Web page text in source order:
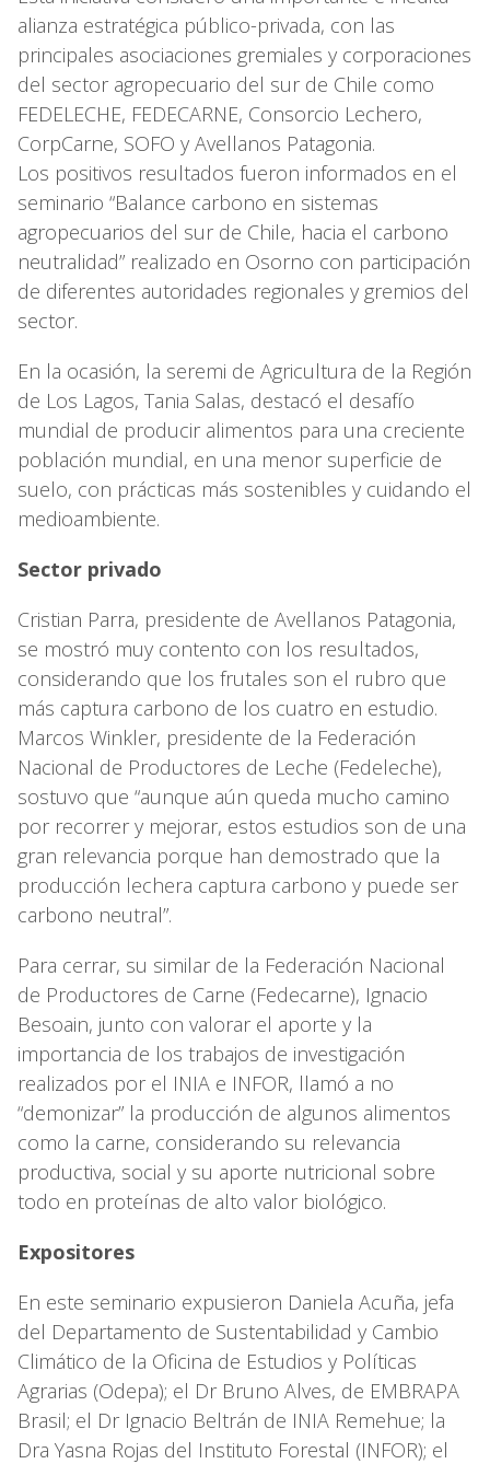
alianza estratégica público-privada, con las
principales asociaciones gremiales y corporaciones
del sector agropecuario del sur de Chile como
FEDELECHE, FEDECARNE, Consorcio Lechero,
CorpCarne, SOFO y Avellanos Patagonia.
Los positivos resultados fueron informados en el
seminario “Balance carbono en sistemas
agropecuarios del sur de Chile, hacia el carbono
neutralidad” realizado en Osorno con participación
de diferentes autoridades regionales y gremios del
sector.
En la ocasión, la seremi de Agricultura de la Región
de Los Lagos, Tania Salas, destacó el desafío
mundial de producir alimentos para una creciente
población mundial, en una menor superficie de
suelo, con prácticas más sostenibles y cuidando el
medioambiente.
Sector privado
Cristian Parra, presidente de Avellanos Patagonia,
se mostró muy contento con los resultados,
considerando que los frutales son el rubro que
más captura carbono de los cuatro en estudio.
Marcos Winkler, presidente de la Federación
Nacional de Productores de Leche (Fedeleche),
sostuvo que “aunque aún queda mucho camino
por recorrer y mejorar, estos estudios son de una
gran relevancia porque han demostrado que la
producción lechera captura carbono y puede ser
carbono neutral”.
Para cerrar, su similar de la Federación Nacional
de Productores de Carne (Fedecarne), Ignacio
Besoain, junto con valorar el aporte y la
importancia de los trabajos de investigación
realizados por el INIA e INFOR, llamó a no
“demonizar” la producción de algunos alimentos
como la carne, considerando su relevancia
productiva, social y su aporte nutricional sobre
todo en proteínas de alto valor biológico.
Expositores
En este seminario expusieron Daniela Acuña, jefa
del Departamento de Sustentabilidad y Cambio
Climático de la Oficina de Estudios y Políticas
Agrarias (Odepa); el Dr Bruno Alves, de EMBRAPA
Brasil; el Dr Ignacio Beltrán de INIA Remehue; la
Dra Yasna Rojas del Instituto Forestal (INFOR); el